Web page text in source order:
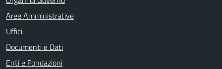
Aree Amministrative
Uffici
Documenti e Dati
Enti e Fondazioni